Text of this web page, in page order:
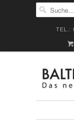
TEL.: